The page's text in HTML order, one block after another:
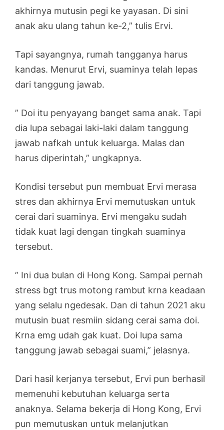
akhirnya mutusin pegi ke yayasan. Di sini
anak aku ulang tahun ke-2,” tulis Ervi.
Tapi sayangnya, rumah tangganya harus
kandas. Menurut Ervi, suaminya telah lepas
dari tanggung jawab.
” Doi itu penyayang banget sama anak. Tapi
dia lupa sebagai laki-laki dalam tanggung
jawab nafkah untuk keluarga. Malas dan
harus diperintah,” ungkapnya.
Kondisi tersebut pun membuat Ervi merasa
stres dan akhirnya Ervi memutuskan untuk
cerai dari suaminya. Ervi mengaku sudah
tidak kuat lagi dengan tingkah suaminya
tersebut.
” Ini dua bulan di Hong Kong. Sampai pernah
stress bgt trus motong rambut krna keadaan
yang selalu ngedesak. Dan di tahun 2021 aku
mutusin buat resmiin sidang cerai sama doi.
Krna emg udah gak kuat. Doi lupa sama
tanggung jawab sebagai suami,” jelasnya.
Dari hasil kerjanya tersebut, Ervi pun berhasil
memenuhi kebutuhan keluarga serta
anaknya. Selama bekerja di Hong Kong, Ervi
pun memutuskan untuk melanjutkan